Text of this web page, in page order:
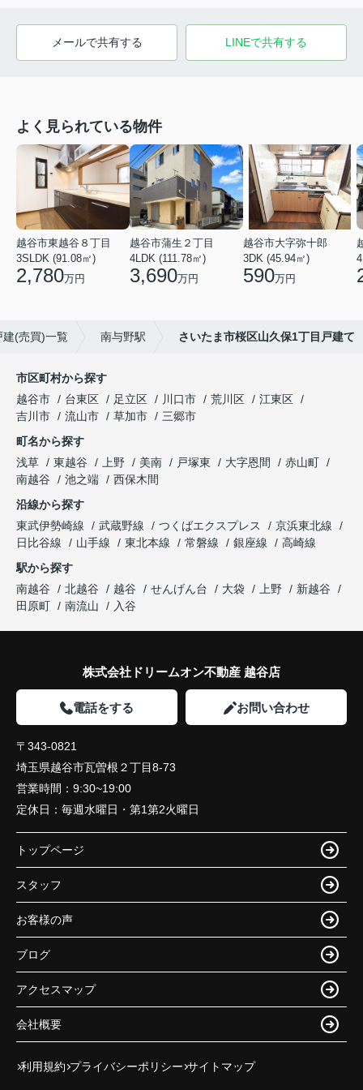
メールで共有する LINEで共有する
よく見られている物件
越谷市東越谷８丁目
3SLDK (91.08㎡)
2,780万円
越谷市蒲生２丁目
4LDK (111.78㎡)
3,690万円
越谷市大字弥十郎
3DK (45.94㎡)
590万円
建(売買)一覧 南与野駅 さいたま市桜区山久保1丁目戸建て
市区町村から探す
越谷市
台東区 足立区 川口市 荒川区
江東区
吉川市
流山市 草加市
三郷市
町名から探す
浅草
東越谷 上野 美南 戸塚東 大字恩間
赤山町
南越谷
池之端
西保木間
沿線から探す
東武伊勢崎線
武蔵野線 つくばエクスプレス
京浜東北線
日比谷線
山手線 東北本線 常磐線 銀座線
高崎線
駅から探す
南越谷
北越谷 越谷 せんげん台 大袋 上野
新越谷
田原町
南流山 入谷
株式会社ドリームオン不動産 越谷店
電話をする お問い合わせ
〒343-0821
埼玉県越谷市瓦曽根２丁目8-73
営業時間： 9:30~19:00
定休日： 毎週水曜日・第1第2火曜日
トップページ
スタッフ
お客様の声
ブログ
アクセスマップ
会社概要
利用規約 プライバシーポリシー サイトマップ